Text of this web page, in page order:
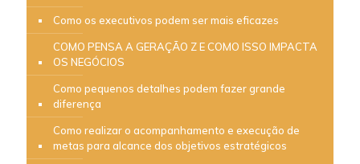
Como os executivos podem ser mais eficazes
COMO PENSA A GERAÇÃO Z E COMO ISSO IMPACTA
OS NEGÓCIOS
Como pequenos detalhes podem fazer grande
diferença
Como realizar o acompanhamento e execução de
metas para alcance dos objetivos estratégicos